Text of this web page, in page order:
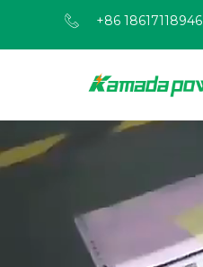
+86 18617118946